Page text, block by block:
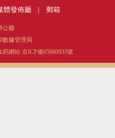
體發佈廳 郵箱
公廳
數據管理局
府網站 京ICP備05060933號